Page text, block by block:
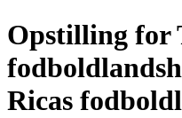
Opstilling for
Ricas